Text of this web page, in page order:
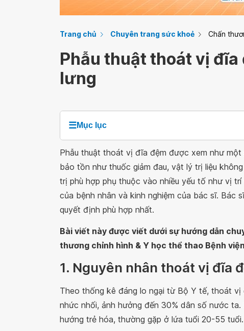
Trang chủ Chuyên trang sức khoẻ Chấn
Phẫu thuật thoát vị
lưng
☰Mục lục
Phẫu thuật thoát vị đĩa đệm được xem như một
bảo tồn như thuốc giảm đau, vật lý trị liệu
trị phù hợp phụ thuộc vào nhiều yếu tố như vị
của bệnh nhân và kinh nghiệm của bác sĩ. Bác
quyết định phù hợp nhất.
Bài viết này được viết dưới sự hướng dẫn
thương chỉnh hình & Y học thể thao Bệnh
1. Nguyên nhân thoát vị đĩa
Theo thống kê đáng lo ngại từ Bộ Y tế, thoát
nhức nhối, ảnh hưởng đến 30% dân số nước
hướng trẻ hóa, thường gặp ở lứa tuổi 20-55 tuổi.